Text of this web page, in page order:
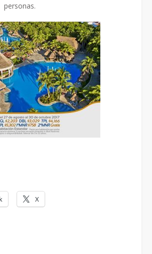
personas.
X